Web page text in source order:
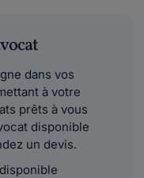
dans vos
à votre
prêts à vous
disponible
un devis.